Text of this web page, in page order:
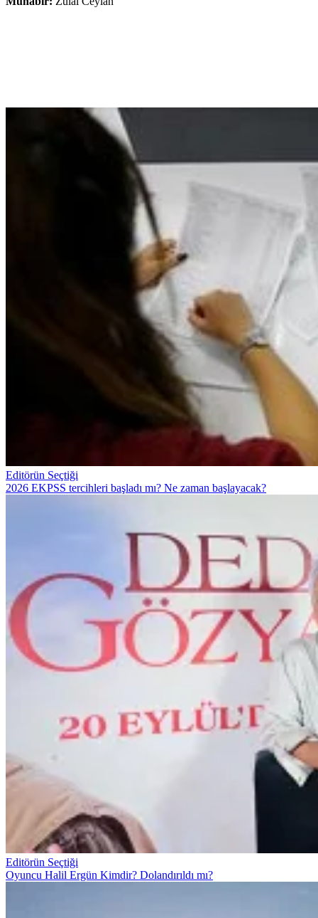
Editörün Seçtiği
2026 EKPSS tercihleri başladı mı? Ne zaman başlayacak?
Editörün Seçtiği
Oyuncu Halil Ergün Kimdir? Dolandırıldı mı?